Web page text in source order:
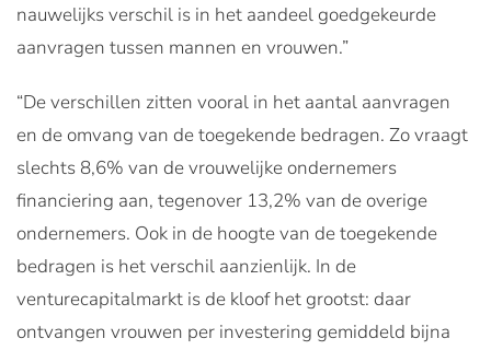
nauwelijks verschil is in het aandeel goedgekeurde
aanvragen tussen mannen en vrouwen.”
“De verschillen zitten vooral in het aantal aanvragen
en de omvang van de toegekende bedragen. Zo vraagt
slechts 8,6% van de vrouwelijke ondernemers
financiering aan, tegenover 13,2% van de overige
ondernemers. Ook in de hoogte van de toegekende
bedragen is het verschil aanzienlijk. In de
venturecapitalmarkt is de kloof het grootst: daar
ontvangen vrouwen per investering gemiddeld bijna